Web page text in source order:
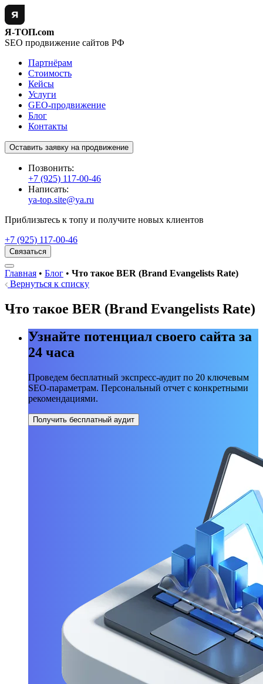
Я-ТОП.com
SEO продвижение сайтов РФ
Партнёрам
Стоимость
Кейсы
Услуги
GEO-продвижение
Блог
Контакты
Оставить заявку на продвижение
Позвонить:
+7 (925) 117-00-46
Написать:
ya-top.site@ya.ru
Приблизьтесь к топу и получите новых клиентов
+7 (925) 117-00-46
Связаться
Главная • Блог • Что такое BER (Brand Evangelists Rate)
Вернуться к списку
Что такое BER (Brand Evangelists Rate)
Узнайте потенциал своего сайта за
24 часа
Проведем бесплатный экспресс-аудит по 20 ключевым
SEO-параметрам. Персональный отчет с конкретными
рекомендациями.
Получить бесплатный аудит